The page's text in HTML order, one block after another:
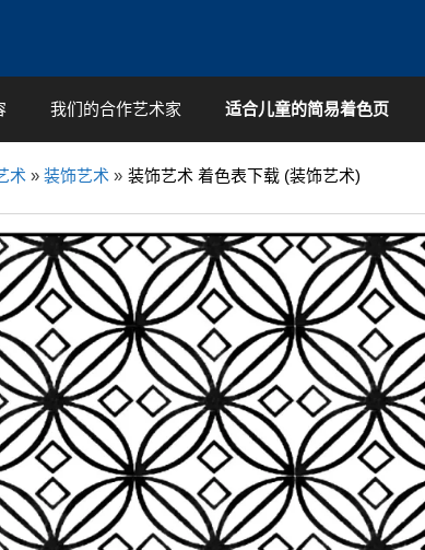
我们的合作艺术家 适合儿童的简易着色页
术» 装饰艺术» 装饰艺术 着色表下载 (装饰艺术)